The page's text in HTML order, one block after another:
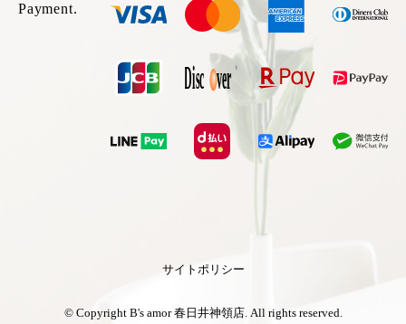
Payment.
サイトポリシー
© Copyright B's amor 春日井神領店. All rights reserved.